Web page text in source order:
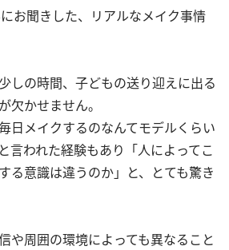
お聞きした、リアルなメイク事情
しの時間、子どもの送り迎えに出る
欠かせません。
日メイクするのなんてモデルくらい
言われた経験もあり「人によってこ
る意識は違うのか」と、とても驚き
や周囲の環境によっても異なること